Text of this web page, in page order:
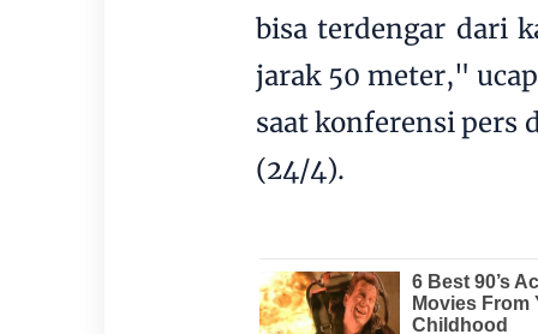
bisa terdengar dari
jarak 50 meter,"
saat konferensi pers
(24/4).